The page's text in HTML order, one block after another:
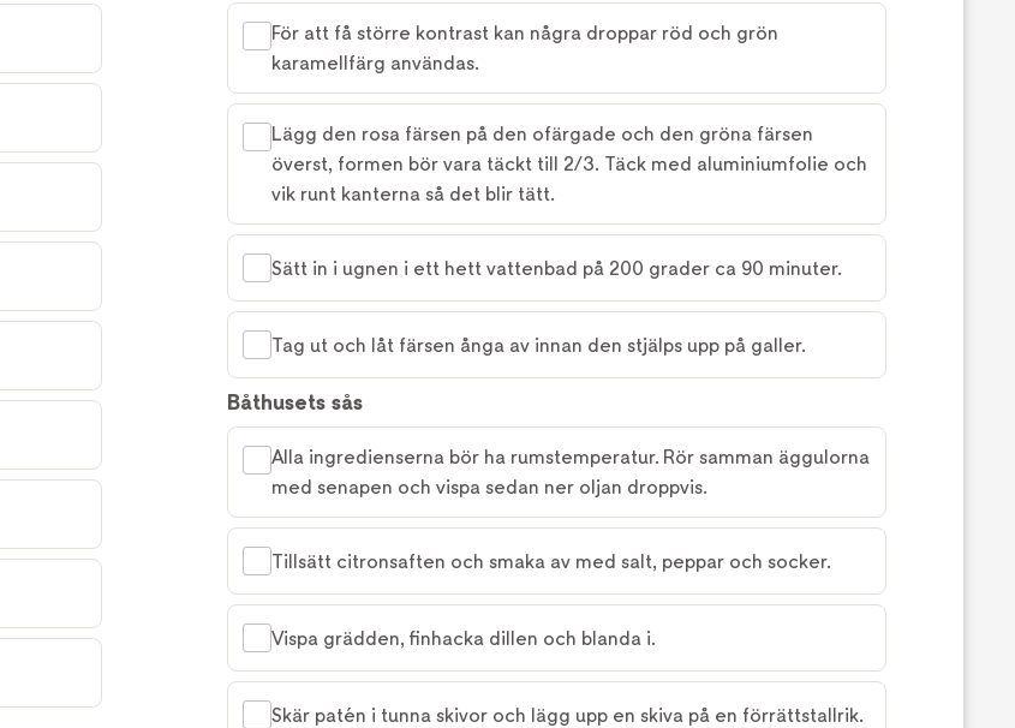
För att få större kontrast kan några droppar röd och grön
karamellfärg användas.
Lägg den rosa färsen på den ofärgade och den gröna färsen
överst, formen bör vara täckt till 2/3. Täck med aluminiumfolie och
vik runt kanterna så det blir tätt.
Sätt in i ugnen i ett hett vattenbad på 200 grader ca 90 minuter.
Tag ut och låt färsen ånga av innan den stjälps upp på galler.
Båthusets sås
Alla ingredienserna bör ha rumstemperatur. Rör samman äggulorna
med senapen och vispa sedan ner oljan droppvis.
Tillsätt citronsaften och smaka av med salt, peppar och socker.
Vispa grädden, finhacka dillen och blanda i.
Skär patén i tunna skivor och lägg upp en skiva på en förrättstallrik.